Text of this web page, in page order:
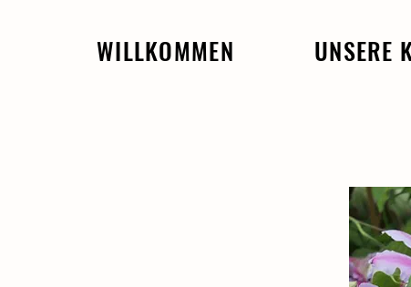
WILLKOMMEN UNSERE